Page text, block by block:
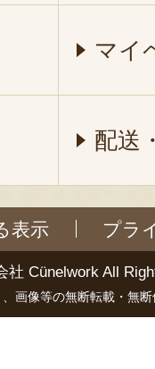
マイ
配送
表示 プラ
社 Cünelwork All
画像等の無断転載・無